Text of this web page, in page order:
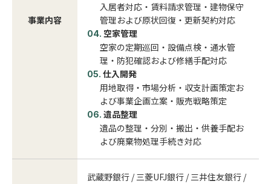
事業内容
入居者対応・賃料請求管理・建物保守
管理および原状回復・更新契約対応
空家管理
空家の定期巡回・設備点検・通水管
理・防犯確認および修繕手配対応
仕入開発
用地取得・市場分析・収支計画策定お
よび事業企画立案・販売戦略策定
遺品整理
遺品の整理・分別・搬出・供養手配お
よび廃棄物処理手続き対応
武蔵野銀行 / 三菱UFJ銀行 / 三井住友銀行 /